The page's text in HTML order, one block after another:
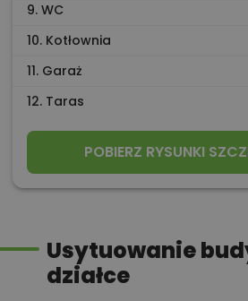
9. WC
10. Kotłownia
11. Garaż
12. Taras
POBIERZ RYSUNKI
Usytuowanie
działce